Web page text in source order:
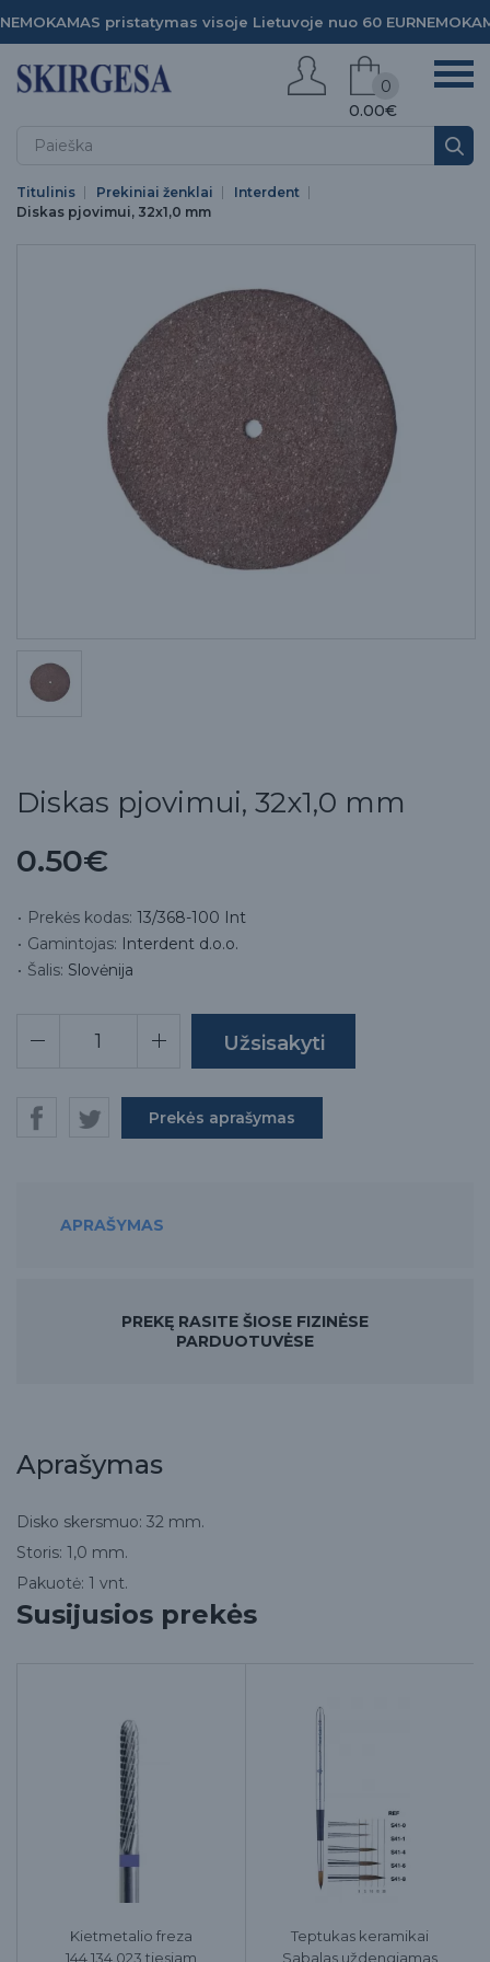
NEMOKAMAS pristatymas visoje Lietuvoje nuo 60 EUR
0.00€
0
Titulinis Prekiniai ženklai
Interdent
Diskas pjovimui, 32x1,0 mm
Diskas pjovimui, 32x1,0 mm
0.50€
Prekės kodas: 13/368-100 Int
Gamintojas: Interdent d.o.o.
Šalis: Slovėnija
Prekės aprašymas
APRAŠYMAS
PREKĘ RASITE ŠIOSE FIZINĖSE
PARDUOTUVĖSE
Aprašymas
Disko skersmuo: 32 mm.
Storis: 1,0 mm.
Pakuotė: 1 vnt.
Susijusios prekės
Kietmetalio freza
144.134.023 tiesiam
Teptukas keramikai
Sabalas uždengiamas